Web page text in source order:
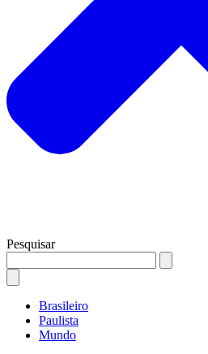
Pesquisar
Brasileiro
Paulista
Mundo